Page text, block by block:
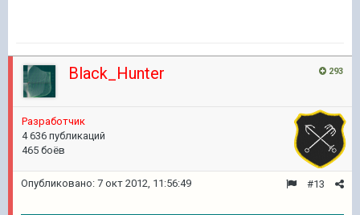
293
Black_Hunter
Разработчик
4 636 публикаций
465 боёв
#13
Опубликовано: 7 окт 2012, 11:56:49